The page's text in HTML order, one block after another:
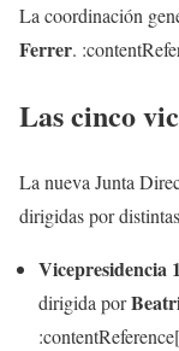
La coordinación
Ferrer.
Las cinco
La nueva Junta
dirigidas por
Vicepresidencia
dirigida por